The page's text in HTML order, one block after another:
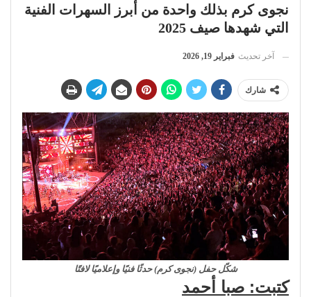
نجوى كرم بذلك واحدة من أبرز السهرات الفنية
التي شهدها صيف 2025
آخر تحديث فبراير 19, 2026
شارك
شكّل حفل (نجوى كرم) حدثًا فنيًا وإعلاميًا لافتًا
كتبت: صبا أحمد